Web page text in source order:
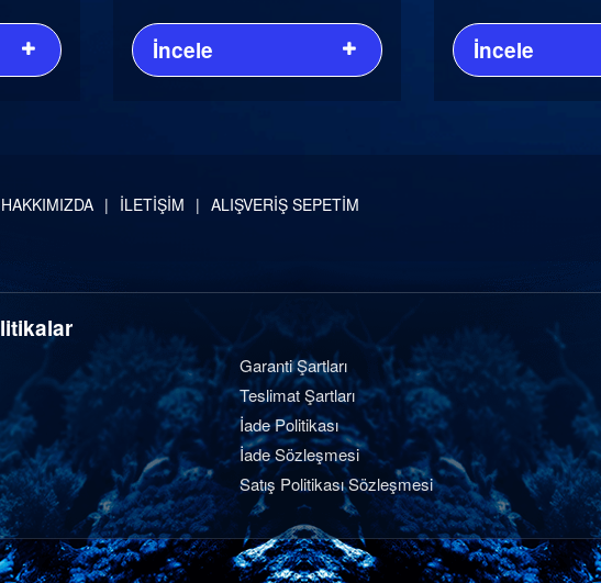
İncele İncele
HAKKIMIZDA İLETİŞİM ALIŞVERİŞ SEPETİM
Garanti Şartları
Teslimat Şartları
İade Politikası
İade Sözleşmesi
Satış Politikası Sözleşmesi